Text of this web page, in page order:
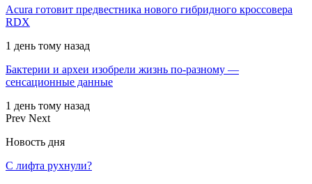
Acura готовит предвестника нового гибридного кроссовера
RDX
1 день тому назад
Бактерии и археи изобрели жизнь по-разному —
сенсационные данные
1 день тому назад
Prev Next
Новость дня
С лифта рухнули?